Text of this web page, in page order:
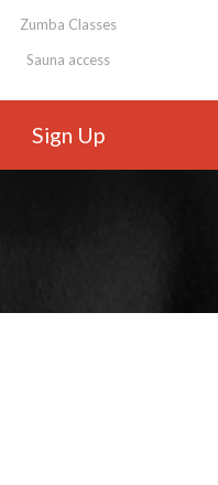
Zumba Classes
Sauna access
Sign Up